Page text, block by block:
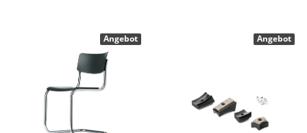
Sideboards & Kommoden
TV Möbel
Beistell- & Rollcontainer
Barmöbel
Angebot Angebot